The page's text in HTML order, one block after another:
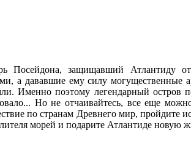
Посейдона, защищавший Атлантиду
а дававшие ему силу могущественные
Именно поэтому легендарный остров
Но не отчаивайтесь, все еще
по странам Древнего мир, пройдите
морей и подарите Атлантиде новую